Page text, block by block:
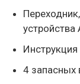
устройства
Инструкция
4 запасных